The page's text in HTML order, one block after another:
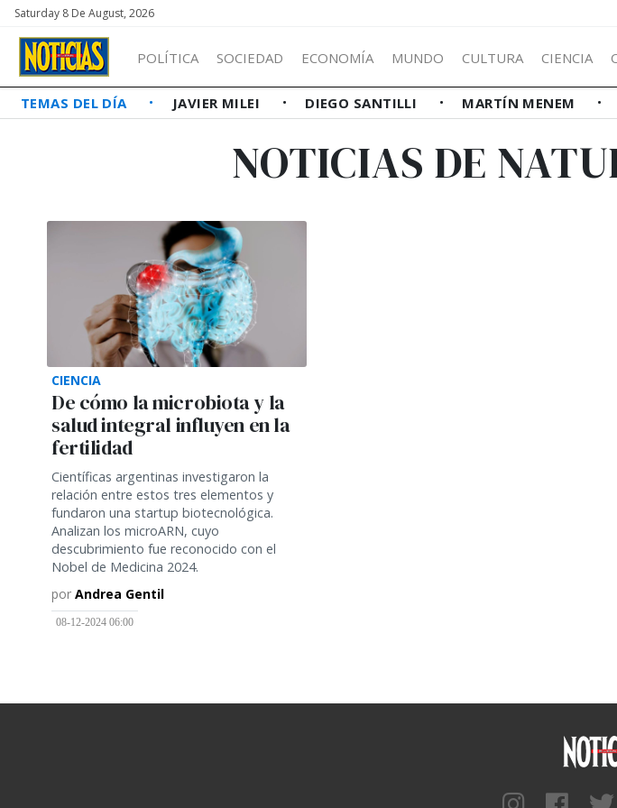
Saturday 8 De August, 2026
POLÍTICA SOCIEDAD ECONOMÍA MUNDO CULTURA CIENCIA
TEMAS DEL DÍA JAVIER MILEI DIEGO SANTILLI MARTÍN MENEM
NOTICIAS DE
CIENCIA
De cómo la microbiota y la
salud integral influyen en la
fertilidad
Científicas argentinas investigaron la
relación entre estos tres elementos y
fundaron una startup biotecnológica.
Analizan los microARN, cuyo
descubrimiento fue reconocido con el
Nobel de Medicina 2024.
por Andrea Gentil
08-12-2024 06:00